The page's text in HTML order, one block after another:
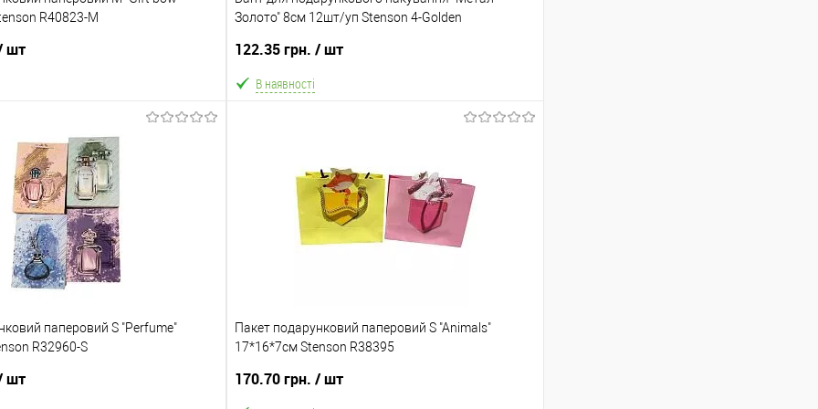
R40823-M
шт
В кошик
Порівняння
12 шт.] Відправка тільки Новою
2-5 днів після повної передоплати
різним кольором або малюнком (див.
Золото" 8см 12шт/уп Stenson 4-Golden
122.35 грн. / шт
В наявності
В обране Порівняння
Склад зберігання
Відправка тільки Новою поштою протягом 2-5 днів
після повної передоплати (упаковку оплачує
паперовий S "Perfume"
R32960-S
шт
Пакет подарунковий паперовий S "Animals"
17*16*7см Stenson R38395
170.70 грн. / шт